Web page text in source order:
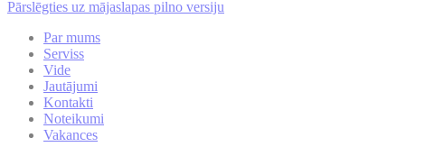
Pārslēgties uz mājaslapas pilno versiju
Par mums
Serviss
Vide
Jautājumi
Kontakti
Noteikumi
Vakances